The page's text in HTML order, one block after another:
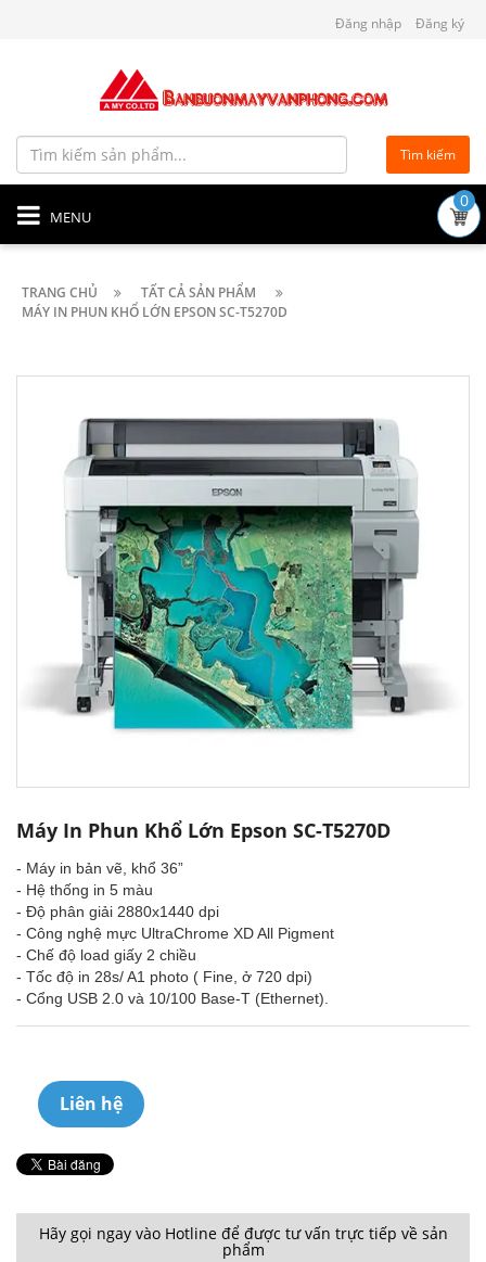
Đăng nhập Đăng ký
Tìm kiếm
MENU
0
TRANG CHỦ
TẤT CẢ SẢN PHẨM
MÁY IN PHUN KHỔ LỚN EPSON SC-T5270D
Máy In Phun Khổ Lớn Epson SC-T5270D
- Máy in bản vẽ, khổ 36”
- Hệ thống in 5 màu
- Độ phân giải 2880x1440 dpi
- Công nghệ mực UltraChrome XD All Pigment
- Chế độ load giấy 2 chiều
- Tốc độ in 28s/ A1 photo ( Fine, ở 720 dpi)
- Cổng USB 2.0 và 10/100 Base-T (Ethernet).
Liên hệ
Hãy gọi ngay vào Hotline để được tư vấn trực tiếp về sản
phẩm